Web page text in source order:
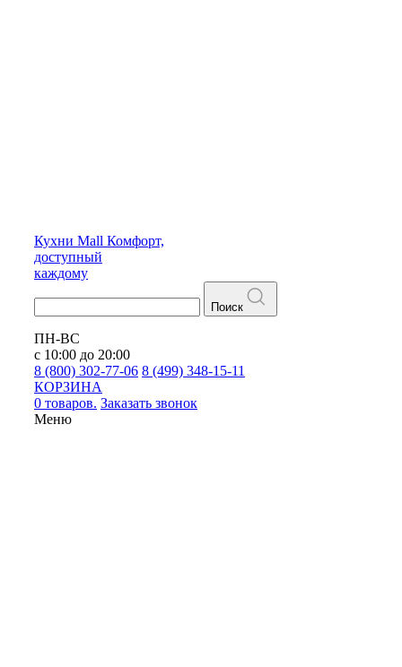
Кухни Mall Комфорт,
доступный
каждому
Поиск
ПН-ВС
с 10:00 до 20:00
8 (800) 302-77-06 8 (499) 348-15-11
КОРЗИНА
0 товаров. Заказать звонок
Меню